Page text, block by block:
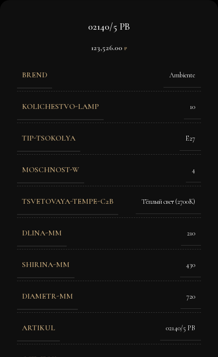
02140/5 PB
123,526.00 ₽
BREND Ambiente
KOLICHESTVO-LAMP 10
TIP-TSOKOLYA E27
MOSCHNOST-W 4
TSVETOVAYA-TEMPE-C2B Тёплый свет (2700K)
DLINA-MM 210
SHIRINA-MM 430
DIAMETR-MM 720
ARTIKUL 02140/5 PB